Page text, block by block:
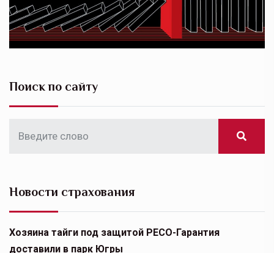
Поиск по сайту
Новости страхования
Хозяина тайги под защитой РЕСО-Гарантия
доставили в парк Югры